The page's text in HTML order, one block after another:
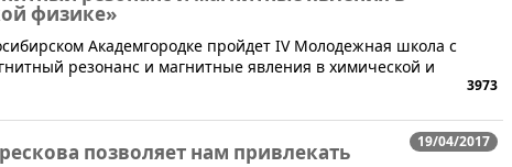
физике»
Академгородке пройдет IV Молодежная школа с
резонанс и магнитные явления в химической и
3973
19/04/2017
позволяет нам привлекать